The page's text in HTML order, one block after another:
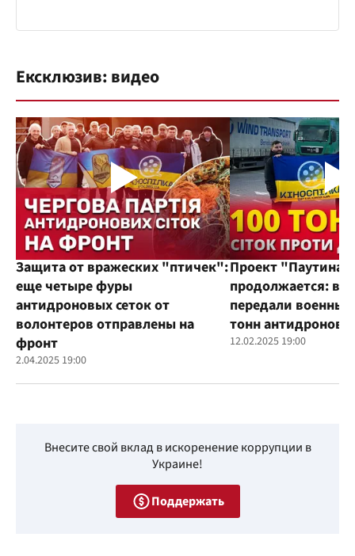
Ексклюзив: видео
Защита от вражеских "птичек":
еще четыре фуры
антидроновых сеток от
волонтеров отправлены на
фронт
2.04.2025 19:00
Проект "Паутина"
продолжается:
передали
тонн
12.02.2025 19:00
Внесите свой вклад в искоренение коррупции в
Украине!
Поддержать